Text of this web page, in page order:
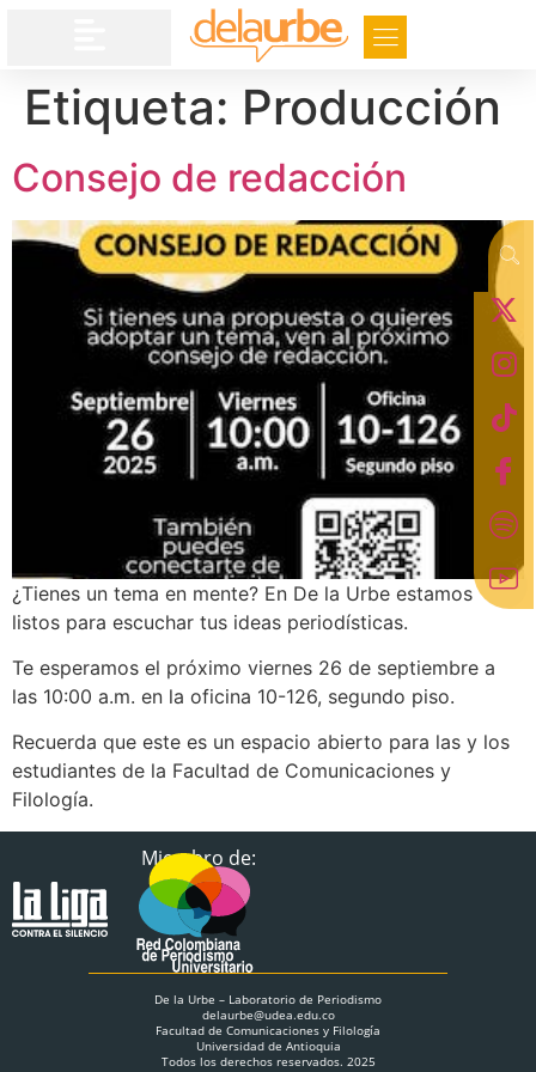
Etiqueta: Producción
Consejo de redacción
¿Tienes un tema en mente? En De la Urbe estamos
listos para escuchar tus ideas periodísticas.
Te esperamos el próximo viernes 26 de septiembre a
las 10:00 a.m. en la oficina 10-126, segundo piso.
Recuerda que este es un espacio abierto para las y los
estudiantes de la Facultad de Comunicaciones y
Filología.
Miembro de:
De la Urbe – Laboratorio de Periodismo
delaurbe@udea.edu.co
Facultad de Comunicaciones y Filología
Universidad de Antioquia
Todos los derechos reservados. 2025